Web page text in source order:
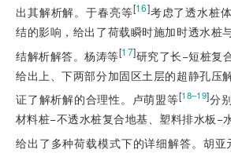
出其解析解。于春亮等[16]考虑了透水桩
结的影响，给出了荷载瞬时施加时透水桩
结解析解答。杨涛等[17]研究了长−短桩复
给出上、下两部分加固区土层的超静孔压
证了解析解的合理性。卢萌盟等[18–19]分
材料桩−不透水桩复合地基、塑料排水板−
给出了多种荷载模式下的详细解答。胡亚